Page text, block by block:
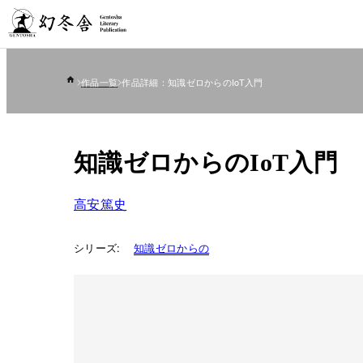
作品一覧 作品詳細：知識ゼロからのIoT入門
知識ゼロからのIoT入門
高安篤史
シリーズ: 知識ゼロからの